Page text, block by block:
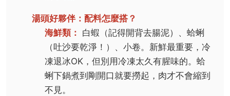
湯頭好夥伴：配料怎麼搭？
海鮮類： 白蝦（記得開背去腸泥）、蛤蜊
（吐沙要乾淨！）、小卷。新鮮最重要，冷
凍退冰OK，但別用冷凍太久有腥味的。蛤
蜊下鍋煮到剛開口就要撈起，肉才不會縮到
不見。